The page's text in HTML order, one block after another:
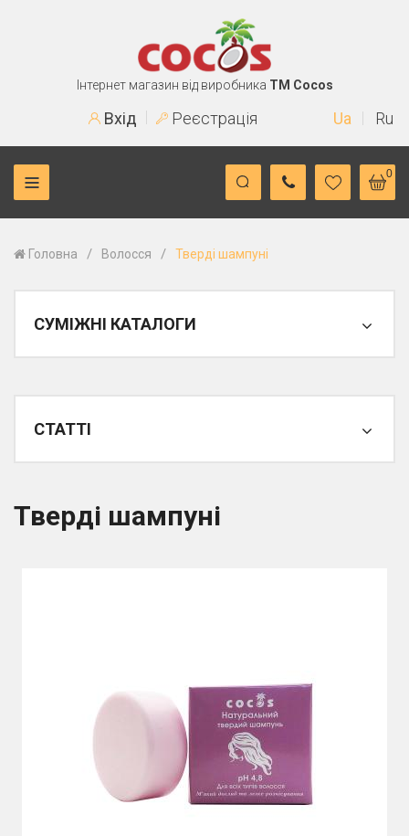
Інтернет магазин від виробника TM Cocos
Вхід Реєстрація Ua Ru
0
Головна / Волосся / Тверді шампуні
СУМІЖНІ КАТАЛОГИ
СТАТТІ
Тверді шампуні